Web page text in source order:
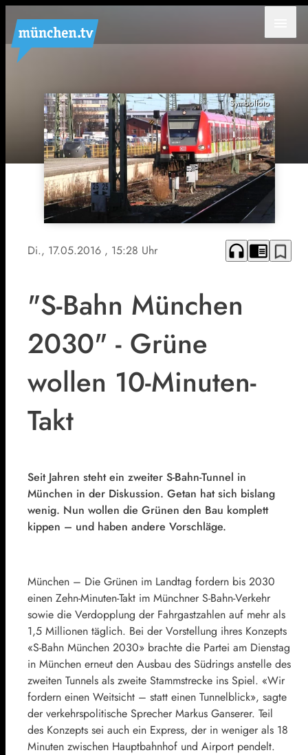
Symbolfoto
Di., 17.05.2016 , 15:28 Uhr headphones chrome_reader_mode bookmark_border
"S-Bahn München
2030" - Grüne
wollen 10-Minuten-
Takt
Seit Jahren steht ein zweiter S-Bahn-Tunnel in
München in der Diskussion. Getan hat sich bislang
wenig. Nun wollen die Grünen den Bau komplett
kippen – und haben andere Vorschläge.
München – Die Grünen im Landtag fordern bis 2030
einen Zehn-Minuten-Takt im Münchner S-Bahn-Verkehr
sowie die Verdopplung der Fahrgastzahlen auf mehr als
1,5 Millionen täglich. Bei der Vorstellung ihres Konzepts
«S-Bahn München 2030» brachte die Partei am Dienstag
in München erneut den Ausbau des Südrings anstelle des
zweiten Tunnels als zweite Stammstrecke ins Spiel. «Wir
fordern einen Weitsicht – statt einen Tunnelblick», sagte
der verkehrspolitische Sprecher Markus Ganserer. Teil
des Konzepts sei auch ein Express, der in weniger als 18
Minuten zwischen Hauptbahnhof und Airport pendelt.